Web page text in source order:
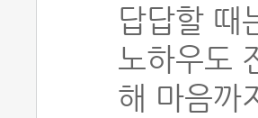
답답할 때
노하우도
해 마음까